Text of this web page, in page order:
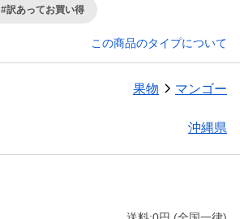
#訳あってお買い得
この商品のタイプについて
果物 マンゴー
沖縄県